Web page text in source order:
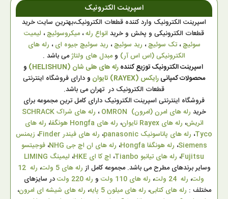
اسپرینت الکترونیک
اسپرینت الکترونیک وارد کننده قطعات الکترونیک،بهترین سایت خرید
قطعات الکترونیکی و پخش و خرید انواع رله،میکروسوئیچ، لیمیت
سوئیچ،تک سوئیچ، رید سوئیچ، رید سوئیچ جیوه ای، رله های
الکترونیکی (اس اس آر) ومبدل های ولتاژمی باشد .
اسپرینت الکترونیک توزیع کنندهرله های هلی شان (HELISHUN)
و
محصولات کمپانیرایکس (RAYEX) تایوان ودارای فروشگاه اینترنتی
قطعات الکترونیک در تهران می باشد.
فروشگاه اینترنتی اسپرینت الکترونیک دارای کامل ترین مجموعه برای
خرید رله های امرن (امرون) OMRON ،
رله های شراک SCHRACK
اتریش، رله های Rayex تایوان ، رله های Hongfa هونگفا ، رله های
Tyco، رله های پاناسونیک panasonic ، رله های فیندر Finder ، زیمنس
Siemens، رله هونگفا Hongfa ، رله های ان اچ جی NHG ،فوجیتسو
Fujitsu، رله های تیانبو Tianbo ، اچ کا ای HKE ، لیمینگ LIMING
وسایر برندهای مطرح می باشد. مجموعه کامل از رله های 5 ولت ،
رله 12
ولت، رله 24 ولت ، رله های 110 ولت و رله 220 ولت
در سایزهای
مختلف : رله های کتابی، رله های میلون 5 پایه ، رله های شیشه ای امرون،